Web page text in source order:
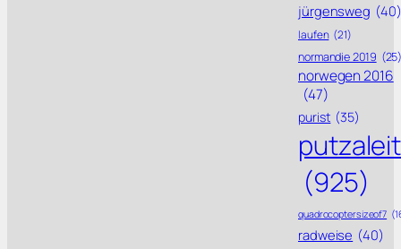
jürgensweg (40)
laufen (21)
normandie 2019
norwegen 2016
(47)
purist (35)
putzaleit
(925)
quadrocoptersizeof7
radweise (40)